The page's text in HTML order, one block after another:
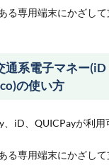
る専用端末にかざし
通系電子マネー
の使い方
iD、QUICPayが利用
る専用端末にかざし